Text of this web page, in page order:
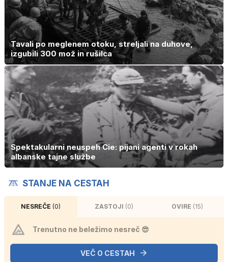
Tavali po meglenem otoku, streljali na duhove,
izgubili 300 mož in rušilca
Spektakularni neuspeh Cie: pijani agenti v rokah
albanske tajne službe
STANJE NA CESTAH
NESREČE (0) ZASTOJI (0) OVIRE (15)
Trenutno ne beležimo nesreč 😎
VEČ O CESTAH